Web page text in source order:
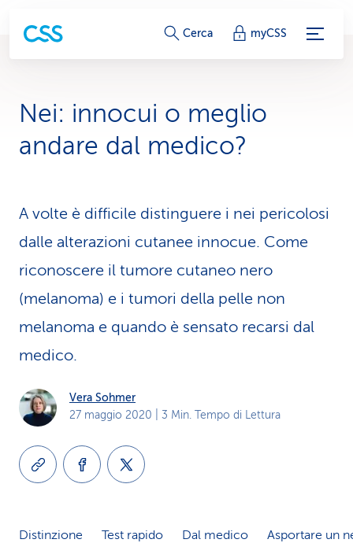
c
e
a
m
n
d
Cerca myCSS
Nei: innocui o meglio
andare dal medico?
A volte è difficile distinguere i nei pericolosi
dalle alterazioni cutanee innocue. Come
riconoscere il tumore cutaneo nero
(melanoma) e i tumori della pelle non
melanoma e quando è sensato recarsi dal
medico.
Vera Sohmer
27 maggio 2020 | 3 Min. Tempo di Lettura
Distinzione Test rapido Dal medico Asportare un